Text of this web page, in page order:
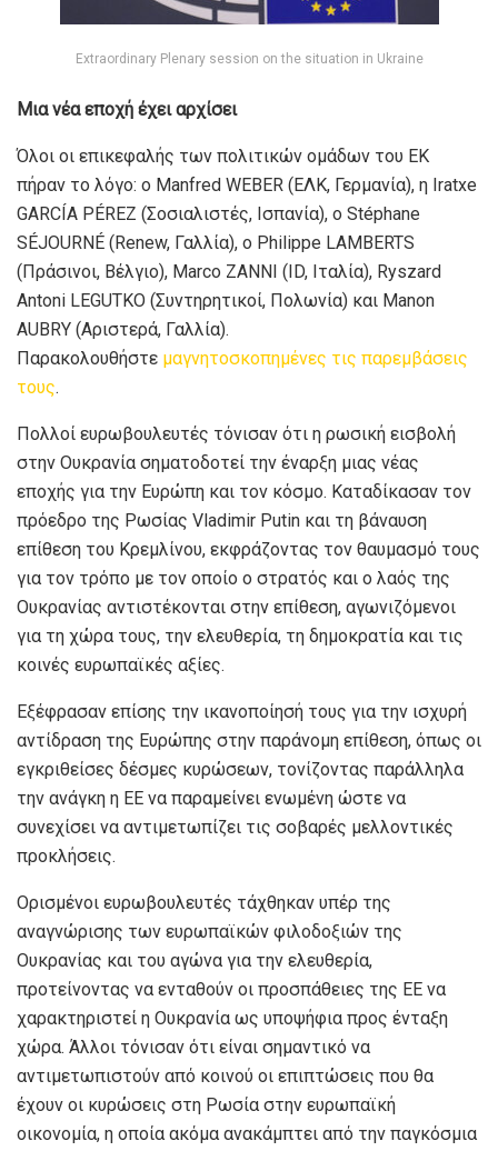
Extraordinary Plenary session on the situation in Ukraine
Μια νέα εποχή έχει αρχίσει
Όλοι οι επικεφαλής των πολιτικών ομάδων του ΕΚ
πήραν το λόγο: ο Manfred WEBER (ΕΛΚ, Γερμανία), η Iratxe
GARCÍA PÉREZ (Σοσιαλιστές, Ισπανία), ο Stéphane
SÉJOURNÉ (Renew, Γαλλία), ο Philippe LAMBERTS
(Πράσινοι, Βέλγιο), Marco ZANNI (ID, Ιταλία), Ryszard
Antoni LEGUTKO (Συντηρητικοί, Πολωνία) και Manon
AUBRY (Αριστερά, Γαλλία).
Παρακολουθήστε μαγνητοσκοπημένες τις παρεμβάσεις
τους.
Πολλοί ευρωβουλευτές τόνισαν ότι η ρωσική εισβολή
στην Ουκρανία σηματοδοτεί την έναρξη μιας νέας
εποχής για την Ευρώπη και τον κόσμο. Καταδίκασαν τον
πρόεδρο της Ρωσίας Vladimir Putin και τη βάναυση
επίθεση του Κρεμλίνου, εκφράζοντας τον θαυμασμό τους
για τον τρόπο με τον οποίο ο στρατός και ο λαός της
Ουκρανίας αντιστέκονται στην επίθεση, αγωνιζόμενοι
για τη χώρα τους, την ελευθερία, τη δημοκρατία και τις
κοινές ευρωπαϊκές αξίες.
Εξέφρασαν επίσης την ικανοποίησή τους για την ισχυρή
αντίδραση της Ευρώπης στην παράνομη επίθεση, όπως οι
εγκριθείσες δέσμες κυρώσεων, τονίζοντας παράλληλα
την ανάγκη η ΕΕ να παραμείνει ενωμένη ώστε να
συνεχίσει να αντιμετωπίζει τις σοβαρές μελλοντικές
προκλήσεις.
Ορισμένοι ευρωβουλευτές τάχθηκαν υπέρ της
αναγνώρισης των ευρωπαϊκών φιλοδοξιών της
Ουκρανίας και του αγώνα για την ελευθερία,
προτείνοντας να ενταθούν οι προσπάθειες της ΕΕ να
χαρακτηριστεί η Ουκρανία ως υποψήφια προς ένταξη
χώρα. Άλλοι τόνισαν ότι είναι σημαντικό να
αντιμετωπιστούν από κοινού οι επιπτώσεις που θα
έχουν οι κυρώσεις στη Ρωσία στην ευρωπαϊκή
οικονομία, η οποία ακόμα ανακάμπτει από την παγκόσμια